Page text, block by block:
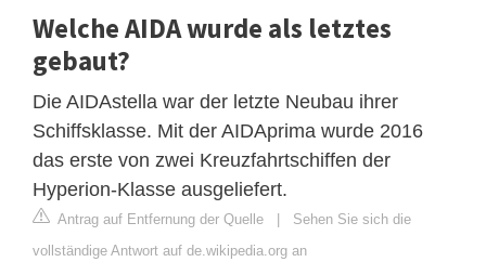
Welche AIDA wurde als letztes
gebaut?
Die AIDAstella war der letzte Neubau ihrer
Schiffsklasse. Mit der AIDAprima wurde 2016
das erste von zwei Kreuzfahrtschiffen der
Hyperion-Klasse ausgeliefert.
Antrag auf Entfernung der Quelle | Sehen Sie sich die
vollständige Antwort auf de.wikipedia.org an